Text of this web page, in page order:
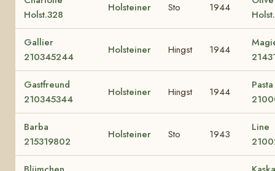
Holst.328
Holsteiner Sto 1944
Gallier
210345244
Holsteiner Hingst 1944
Gastfreund
210345344
Holsteiner Hingst 1944
Pasta
Barba
215319802
Holsteiner Sto 1943
Line